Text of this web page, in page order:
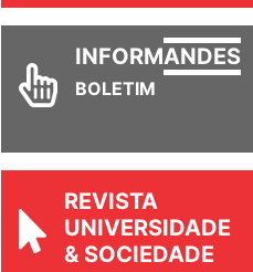
INFORMANDES
BOLETIM
REVISTA
UNIVERSIDADE
& SOCIEDADE